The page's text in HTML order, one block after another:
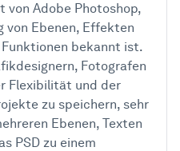
von Adobe Photoshop,
von Ebenen, Effekten
bekannt ist.
Fotografen
Flexibilität und der
zu speichern, sehr
Ebenen, Texten
PSD zu einem